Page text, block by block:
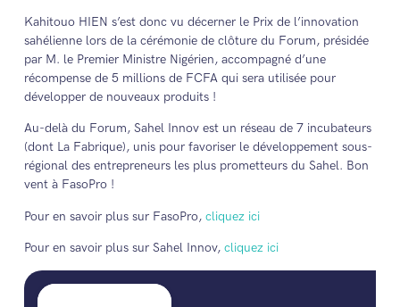
Kahitouo HIEN s’est donc vu décerner le Prix de l’innovation
sahélienne lors de la cérémonie de clôture du Forum, présidée
par M. le Premier Ministre Nigérien, accompagné d’une
récompense de 5 millions de FCFA qui sera utilisée pour
développer de nouveaux produits !
Au-delà du Forum, Sahel Innov est un réseau de 7 incubateurs
(dont La Fabrique), unis pour favoriser le développement sous-
régional des entrepreneurs les plus prometteurs du Sahel. Bon
vent à FasoPro !
Pour en savoir plus sur FasoPro, cliquez ici
Pour en savoir plus sur Sahel Innov, cliquez ici